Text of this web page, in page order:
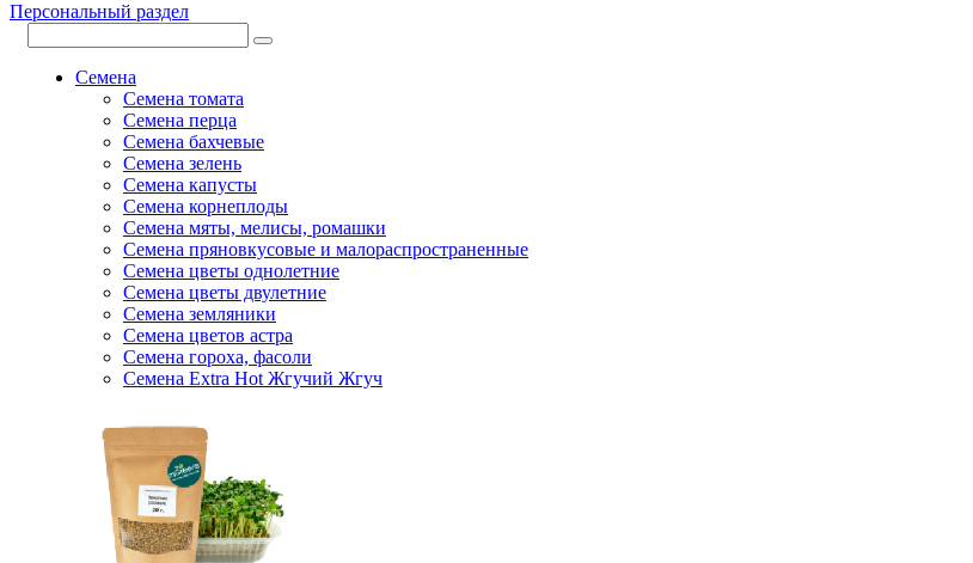
Персональный раздел
Семена
Семена томата
Семена перца
Семена бахчевые
Семена зелень
Семена капусты
Семена корнеплоды
Семена мяты, мелисы, ромашки
Семена пряновкусовые и малораспространенные
Семена цветы однолетние
Семена цветы двулетние
Семена земляники
Семена цветов астра
Семена гороха, фасоли
Семена Extra Hot Жгучий Жгуч